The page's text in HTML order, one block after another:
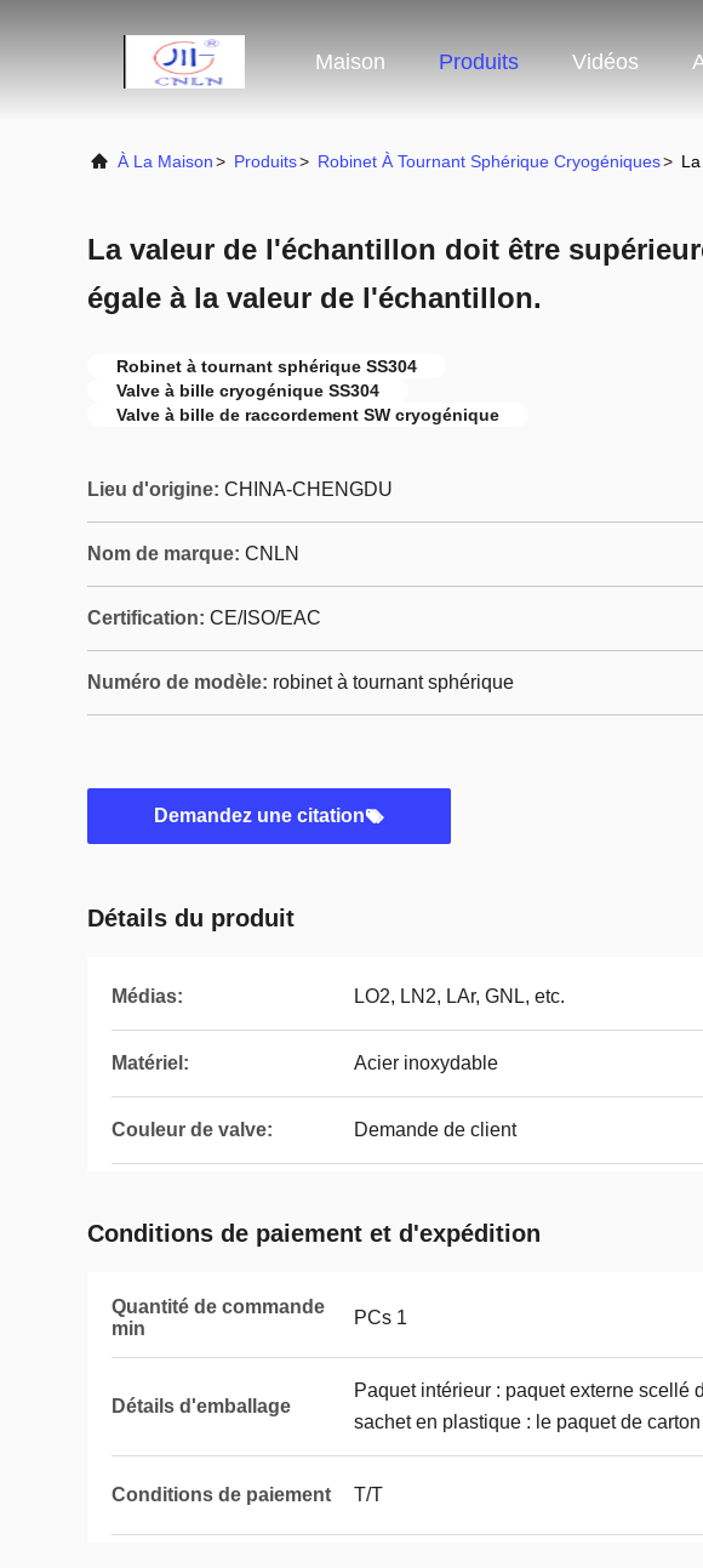
Maison Produits Vidéos
À La Maison> Produits> Robinet À Tournant Sphérique Cryogéniques>
La valeur de l'échantillon doit être
égale à la valeur de l'échantillon.
Robinet à tournant sphérique SS304
Valve à bille cryogénique SS304
Valve à bille de raccordement SW cryogénique
Lieu d'origine: CHINA-CHENGDU
Nom de marque: CNLN
Certification: CE/ISO/EAC
Numéro de modèle: robinet à tournant sphérique
Demandez une citation
Détails du produit
Médias: LO2, LN2, LAr, GNL, etc.
Matériel: Acier inoxydable
Couleur de valve: Demande de client
Conditions de paiement et d'expédition
Quantité de commande
min
PCs 1
Détails d'emballage
Paquet intérieur : paquet externe scellé
sachet en plastique : le paquet de carton
Conditions de paiement T/T